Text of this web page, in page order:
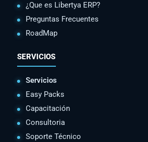
¿Que es Libertya ERP?
Preguntas Frecuentes
RoadMap
SERVICIOS
Servicios
Easy Packs
Capacitación
Consultoria
Soporte Técnico